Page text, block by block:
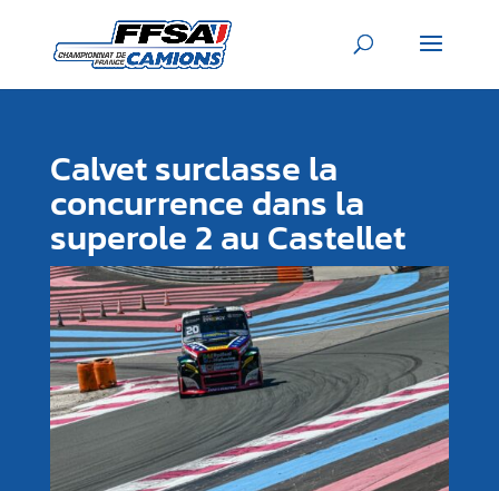
Calvet surclasse la
concurrence dans la
superole 2 au Castellet